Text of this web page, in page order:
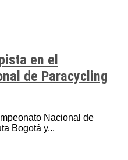
en el
de Paracycling
Nacional de
Bogotá y...